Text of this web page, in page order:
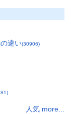
違い(30906)
人気 more...